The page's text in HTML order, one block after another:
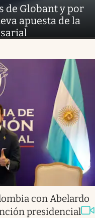
de Globant y por
apuesta de la
con Abelardo
presidencial